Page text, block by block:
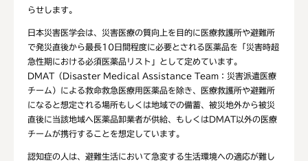
らせします。
日本災害医学会は、災害医療の質向上を目的に医療救護所や避難所
で発災直後から最長10日間程度に必要とされる医薬品を「災害時超
急性期における必須医薬品リスト」として定めています。
DMAT（Disaster Medical Assistance Team：災害派遣医療
チーム）による救命救急医療用医薬品を除き、医療救護所や避難所
になると想定される場所もしくは地域での備蓄、被災地外から被災
直後に当該地域へ医薬品卸業者が供給、もしくはDMAT以外の医療
チームが携行することを想定しています。
認知症の人は、避難生活において急変する生活環境への適応が難し